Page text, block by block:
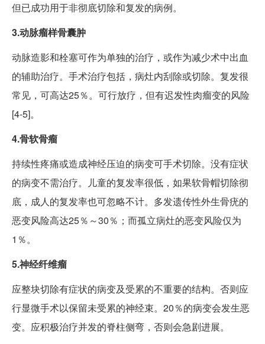
但已成功用于非彻底切除和复发的病例。
3.动脉瘤样骨囊肿
动脉造影和栓塞可作为单独的治疗，或作为减少术中出血
的辅助治疗。手术治疗包括，病灶内刮除或切除。复发很
常见，可高达25％。可行放疗，但有迟发性肉瘤变的风险
[4-5]。
4.骨软骨瘤
持续性疼痛或造成神经压迫的病变可手术切除。没有症状
的病变不需治疗。儿童的复发率很低，如果软骨帽切除彻
底，成人的复发率也可忽略不计。多发遗传性外生骨疣的
恶变风险高达25％～30％；而孤立病灶的恶变风险仅为
1％。
5.神经纤维瘤
应整块切除有症状的病变及受累的不重要的结构。否则应
行显微手术以保留未受累的神经束。20％的病变会发生恶
变。应积极治疗并发的脊柱侧弯，否则会急剧进展。